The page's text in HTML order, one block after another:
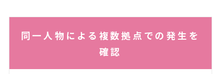
同一人物による複数拠点での発生を
確認